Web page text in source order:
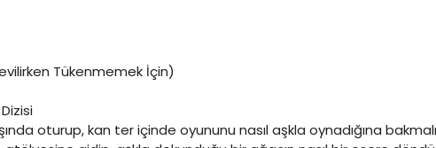
Tükenmemek İçin)
oturup, kan ter içinde oyununu nasıl aşkla oynadığına